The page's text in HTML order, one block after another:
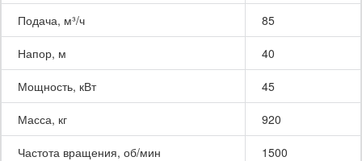
Подача, м³/ч 85
Напор, м 40
Мощность, кВт 45
Масса, кг 920
Частота вращения, об/мин 1500